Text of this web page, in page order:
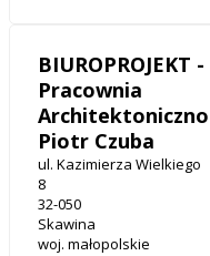
BIUROPROJEKT -
Pracownia
Piotr Czuba
ul. Kazimierza Wielkiego
8
32-050
Skawina
woj. małopolskie